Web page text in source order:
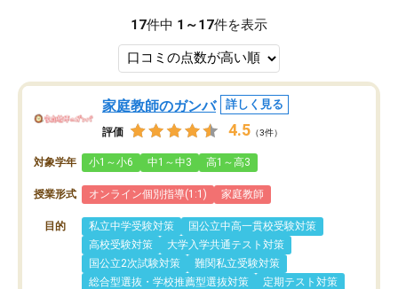
17件中 1～17件を表示
家庭教師のガンバ 詳しく見る
評価 4.5 （3件）
対象学年 小1～小6 中1～中3 高1～高3
授業形式 オンライン個別指導(1:1) 家庭教師
目的 私立中学受験対策
国公立中高一貫校受験対策
高校受験対策
大学入学共通テスト対策
国公立2次試験対策
難関私立受験対策
総合型選抜・学校推薦型選抜対策
定期テスト対策